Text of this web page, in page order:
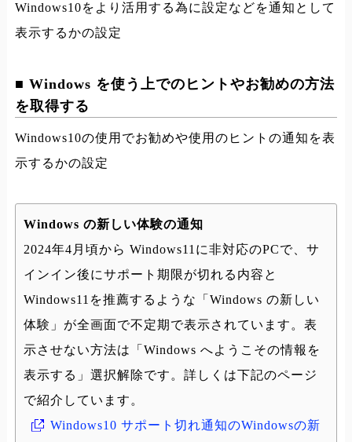
Windows10をより活用する為に設定などを通知として
表示するかの設定
■ Windows を使う上でのヒントやお勧めの方法
を取得する
Windows10の使用でお勧めや使用のヒントの通知を表
示するかの設定
Windows の新しい体験の通知
2024年4月頃から Windows11に非対応のPCで、サ
インイン後にサポート期限が切れる内容と
Windows11を推薦するような「Windows の新しい
体験」が全画面で不定期で表示されています。表
示させない方法は「Windows へようこその情報を
表示する」選択解除です。詳しくは下記のページ
で紹介しています。
Windows10 サポート切れ通知のWindowsの新